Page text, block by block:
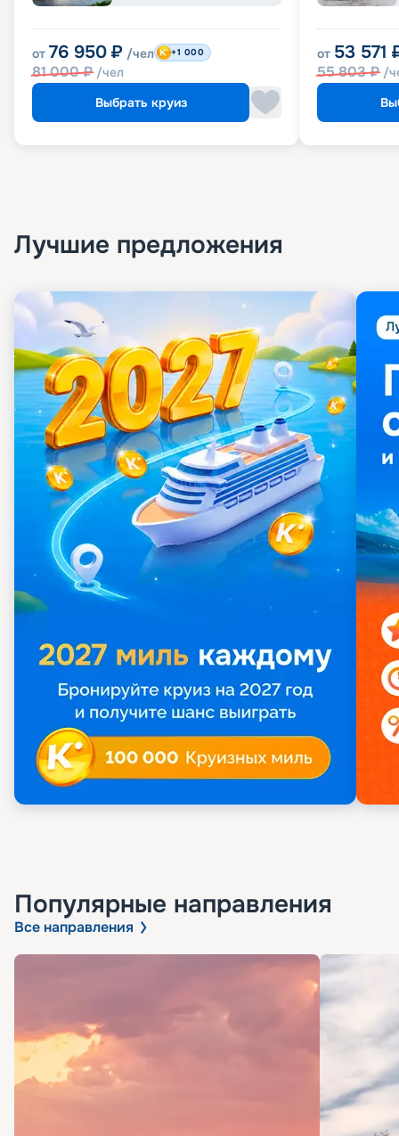
от 76 950 ₽ /чел
81 000₽ /чел
+1 000
Выбрать круиз
от 53 571
55 803₽ /
Лучшие предложения
Популярные направления
Все направления